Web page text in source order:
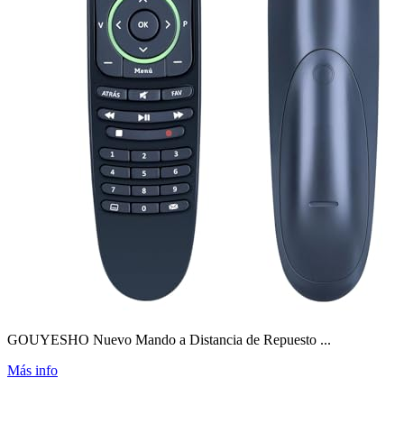
GOUYESHO Nuevo Mando a Distancia de Repuesto ...
Más info